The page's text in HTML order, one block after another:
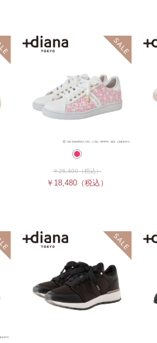
￥26,400（税込）
￥18,480 （税込）